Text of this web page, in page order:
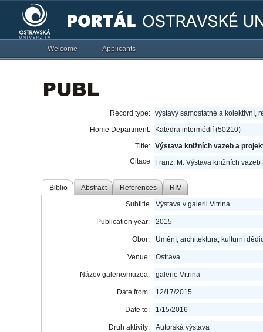
Welcome Applicants
Record type: výstavy samostatné a kolektivní,
Home Department:
Katedra intermédií (50210)
Title: Výstava knižních vazeb a
Citace
Franz, M. Výstava knižních
Biblio Abstract References RIV
Subtitle Výstava v galerii Vitrina
Publication year: 2015
Obor: Umění, architektura, kulturní
Venue: Ostrava
Název galerie/muzea: galerie Vitrina
Date from: 12/17/2015
Date to: 1/15/2016
Druh aktivity: Autorská výstava